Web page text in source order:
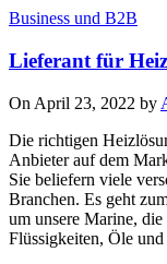
Business und B2B
Lieferant für
On April 23, 2022 by
Die richtigen
Anbieter auf dem
Sie beliefern viele
Branchen. Es geht
um unsere Marine,
Flüssigkeiten, Öle